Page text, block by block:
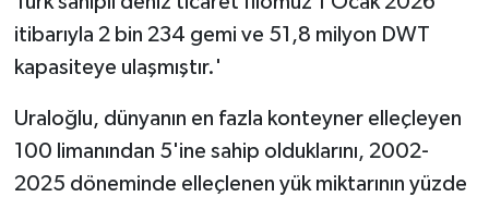
itibarıyla 2 bin 234 gemi ve 51,8 milyon DWT
kapasiteye ulaşmıştır.'
Uraloğlu, dünyanın en fazla konteyner elleçleyen
100 limanından 5'ine sahip olduklarını, 2002-
2025 döneminde elleçlenen yük miktarının yüzde